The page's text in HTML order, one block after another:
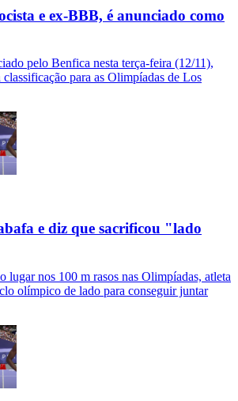
e ex-BBB, é anunciado como
pelo Benfica nesta terça-feira (12/11),
para as Olimpíadas de Los
e diz que sacrificou "lado
lugar nos 100 m rasos nas Olimpíadas, atleta
olímpico de lado para conseguir juntar